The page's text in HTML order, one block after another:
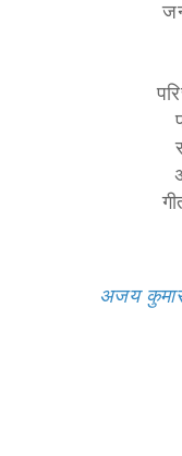
अजय